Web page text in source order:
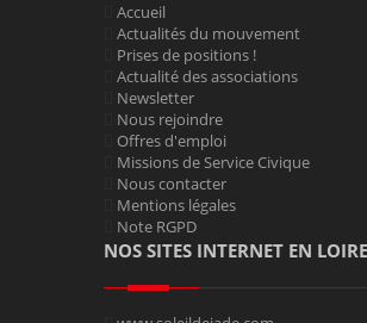
Accueil
Actualités du mouvement
Prises de positions !
Actualité des associations
Newsletter
Nous rejoindre
Offres d'emploi
Missions de Service Civique
Nous contacter
Mentions légales
Note RGPD
NOS SITES INTERNET EN